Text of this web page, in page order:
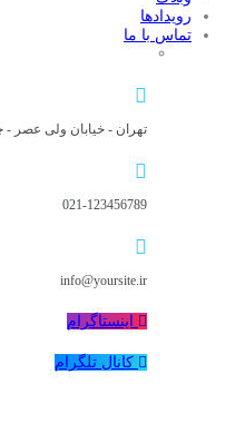
رویدادها
تماس با ما
تهران - خیابان ولی عصر - چهارراه
021-123456789
info@yoursite.ir
اینستاگرام
کانال تلگرام